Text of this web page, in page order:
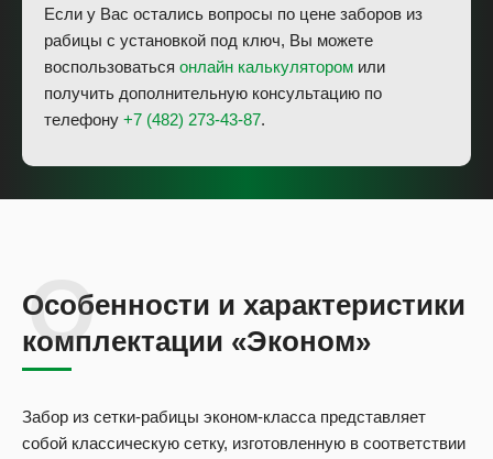
Если у Вас остались вопросы по цене заборов из
рабицы с установкой под ключ, Вы можете
воспользоваться онлайн калькулятором или
получить дополнительную консультацию по
телефону +7 (482) 273-43-87.
Особенности и характеристики
комплектации «Эконом»
Забор из сетки-рабицы эконом-класса представляет
собой классическую сетку, изготовленную в соответствии